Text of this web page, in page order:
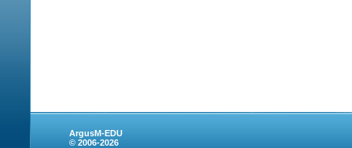
ArgusM-EDU
© 2006-2026